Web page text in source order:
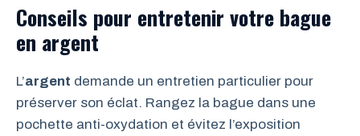
Conseils pour entretenir votre bague
en argent
L’argent demande un entretien particulier pour
préserver son éclat. Rangez la bague dans une
pochette anti-oxydation et évitez l’exposition